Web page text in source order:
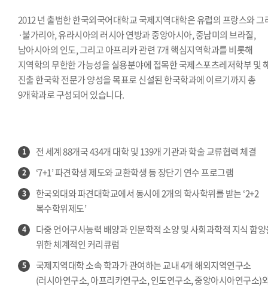
2012 년 출범한 한국외국어대학교 국제지역대학은 유럽의 프랑스와 그
·불가리아, 유라시아의 러시아 연방과 중앙아시아, 중남미의 브라질,
남아시아의 인도, 그리고 아프리카 관련 7개 핵심지역학과를 비롯해
지역학의 무한한 가능성을 실용분야에 접목한 국제스포츠레저학부 및
진출 한국학 전문가 양성을 목표로 신설된 한국학과에 이르기까지 총
9개학과로 구성되어 있습니다.
1 전 세계 88개국 434개 대학 및 139개 기관과 학술 교류협력 체결
2 ‘7+1’ 파견학생 제도와 교환학생 등 장단기 연수 프로그램
3
한국외대와 파견대학교에서 동시에 2개의 학사학위를 받는 ‘2+2
복수학위제도’
4
다중 언어구사능력 배양과 인문학적 소양 및 사회과학적 지식 함
위한 체계적인 커리큐럼
5
국제지역대학 소속 학과가 관여하는 교내 4개 해외지역연구소
(러시아연구소, 아프리카연구소, 인도연구소, 중앙아시아연구소)